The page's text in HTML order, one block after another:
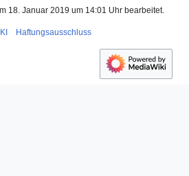
18. Januar 2019 um 14:01 Uhr bearbeitet.
Haftungsausschluss